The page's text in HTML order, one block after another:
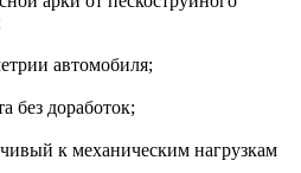
автомобиля;
без доработок;
к механическим нагрузкам